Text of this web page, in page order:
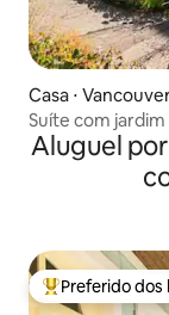
Casa ⋅
Suíte com
Aluguel
Entre os
Preferido dos